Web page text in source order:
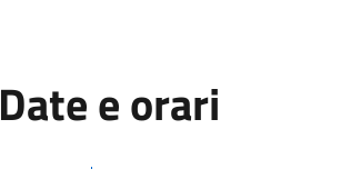
Date e orari